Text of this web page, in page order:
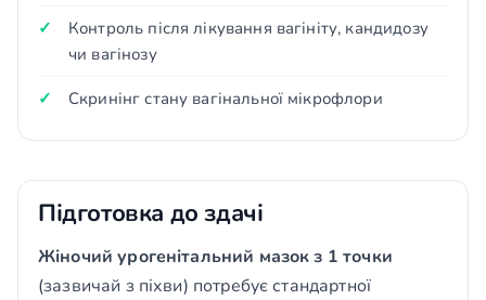
Контроль після лікування вагініту, кандидозу
чи вагінозу
Скринінг стану вагінальної мікрофлори
Підготовка до здачі
Жіночий урогенітальний мазок з 1 точки
(зазвичай з піхви) потребує стандартної